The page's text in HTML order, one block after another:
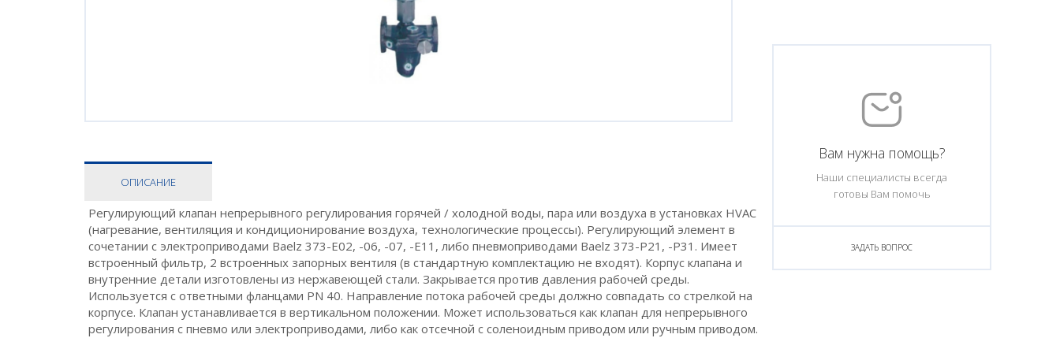
ОПИСАНИЕ
Регулирующий клапан непрерывного регулирования горячей / холодной воды, пара или воздуха в установках HVAC
(нагревание, вентиляция и кондиционирование воздуха, технологические процессы). Регулирующий элемент в
сочетании с электроприводами Baelz 373-E02, -06, -07, -Е11, либо пневмоприводами Baelz 373-P21, -P31. Имеет
встроенный фильтр, 2 встроенных запорных вентиля (в стандартную комплектацию не входят). Корпус клапана и
внутренние детали изготовлены из нержавеющей стали. Закрывается против давления рабочей среды.
Используется с ответными фланцами PN 40. Направление потока рабочей среды должно совпадать со стрелкой на
корпусе. Клапан устанавливается в вертикальном положении. Может использоваться как клапан для непрерывного
регулирования с пневмо или электроприводами, либо как отсечной с соленоидным приводом или ручным приводом.
Вам нужна помощь?
Наши специалисты всегда
готовы Вам помочь
ЗАДАТЬ ВОПРОС